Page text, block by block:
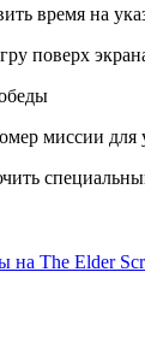
время на
поверх
миссии для
на The Elder